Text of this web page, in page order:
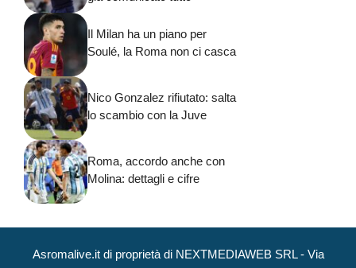
Il Milan ha un piano per
Soulé, la Roma non ci casca
Nico Gonzalez rifiutato: salta
lo scambio con la Juve
Roma, accordo anche con
Molina: dettagli e cifre
Asromalive.it di proprietà di NEXTMEDIAWEB SRL - Via